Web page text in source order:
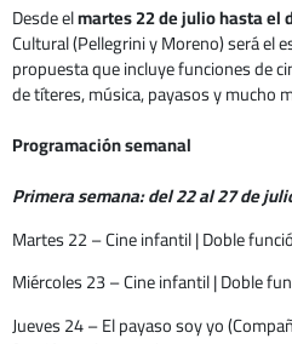
Desde elmartes 22 de julio hasta el
Cultural (Pellegrini y Moreno) será el
propuesta que incluye funciones de
de títeres, música, payasos y mucho
Programación semanal
Primera semana: del 22 al 27 de
Martes 22 – Cine infantil | Doble
Miércoles 23 – Cine infantil | Doble
Jueves 24 – El payaso soy yo